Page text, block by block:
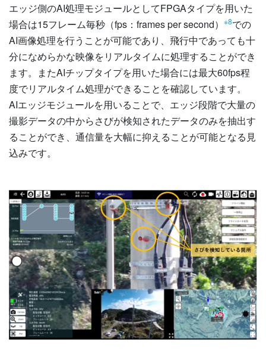
エッジ側のAI処理モジュールとしてFPGAタイプを用いた
場合は15フレーム毎秒（fps：frames per second） ※8での
AI画像処理を行うことが可能であり、飛行中であっても十
分になめらかな映像をリアルタイムに処理することができ
ます。またAIチップタイプを用いた場合には最大60fps程
度でリアルタイム処理ができることを確認しています。
AIエッジモジュールを用いることで、エッジ段階で大量の
撮影データの中からさびが検知されたデータのみを抽出す
ることができ、通信量を大幅に抑えることが可能となる見
込みです。